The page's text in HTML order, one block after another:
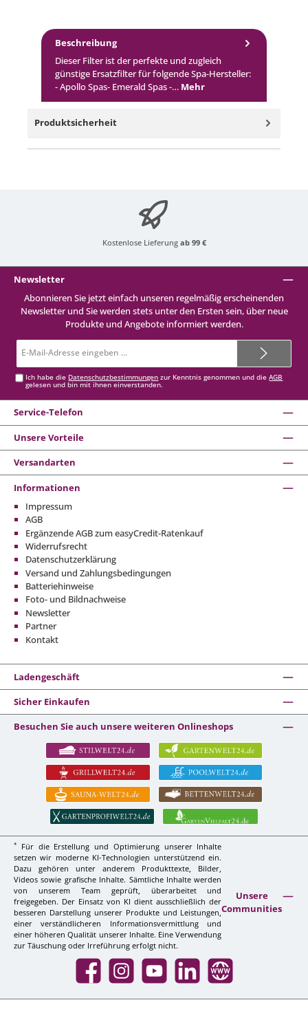
Beschreibung
Dieser Filter ist der perfekte und zugleich
günstige Ersatzfilter für folgende Spa-Hersteller:
- Apollo Spas- Emerald Spas -… Mehr
Produktsicherheit
Kostenlose Lieferung ab 99 €
Newsletter
Abonnieren Sie jetzt einfach unseren regelmäßig erscheinenden
Newsletter und Sie werden stets unter den Ersten sein, über neue
Produkte und Angebote informiert werden.
Mail-
Ich habe die Datenschutzbestimmungen zur Kenntnis genommen und dieAGB
gelesen und bin mit ihnen einverstanden.
Service-Telefon
Unsere Vorteile
Versandarten
Informationen
Impressum
AGB
Ergänzende AGB zum easyCredit-Ratenkauf
Widerrufsrecht
Datenschutzerklärung
Versand und Zahlungsbedingungen
Batteriehinweise
Foto- und Bildnachweise
Newsletter
Partner
Kontakt
Ladengeschäft
Sicher Einkaufen
Besuchen Sie auch unsere weiteren Onlineshops
*
Für die Erstellung und Optimierung unserer Inhalte
setzen wir moderne KI-Technologien unterstützend ein.
Dazu gehören unter anderem Produkttexte, Bilder,
Videos sowie grafische Inhalte. Sämtliche Inhalte werden
von unserem Team geprüft, überarbeitet und
freigegeben. Der Einsatz von KI dient ausschließlich der
besseren Darstellung unserer Produkte und Leistungen,
einer verständlicheren Informationsvermittlung und
einer höheren Qualität unserer Inhalte. Eine Verwendung
zur Täuschung oder Irreführung erfolgt nicht.
Unsere
Communities
Facebook InstagramYouTube LinkedIn Website